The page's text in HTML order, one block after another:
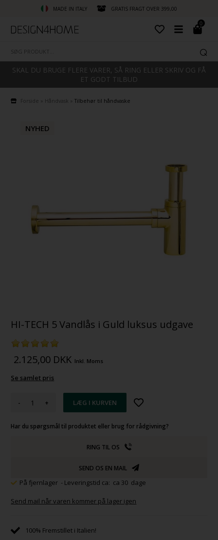
MADE IN ITALY GRATIS FRAGT OVER 399,00
0
SKAL DU BRUGE FLERE VARER, SÅ RING ELLER SKRIV OG FÅ
ET GODT TILBUD
Forside Håndvask »Tilbehør til håndvaske
NYHED
HI-TECH 5 Vandlås i Guld luksus udgave
2.125,00 DKK Inkl. Moms
Se samlet pris
- +
Har du spørgsmål til produktet eller brug for rådgivning?
RING TIL OS
SEND OS EN MAIL
På fjernlager - Leveringstid ca: ca 30 dage
Send mail når varen kommer på lager igen
100% Fremstillet i Italien!